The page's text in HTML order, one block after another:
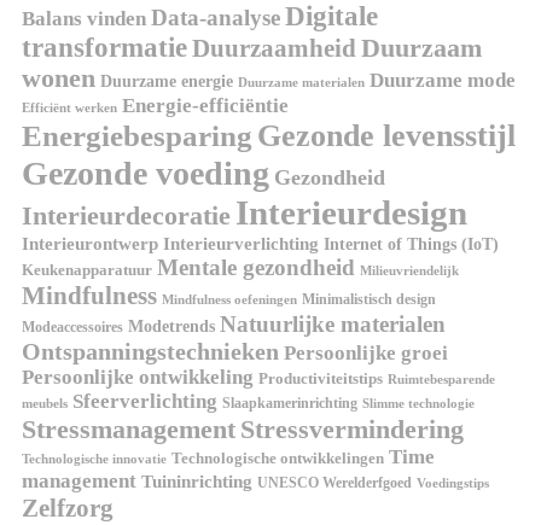
Balans vinden Data-analyseDigitale
transformatieDuurzaamheidDuurzaam
wonen Duurzame energie Duurzame materialen Duurzame mode
Efficiënt werken Energie-efficiëntie
Energiebesparing Gezonde levensstijl
Gezonde voeding Gezondheid
Interieurdecoratie Interieurdesign
Interieurontwerp Interieurverlichting Internet of Things (IoT)
Keukenapparatuur Mentale gezondheid Milieuvriendelijk
Mindfulness Mindfulness oefeningen Minimalistisch design
Modeaccessoires Modetrends Natuurlijke materialen
Ontspanningstechnieken Persoonlijke groei
Persoonlijke ontwikkeling Productiviteitstips Ruimtebesparende
meubels Sfeerverlichting Slaapkamerinrichting Slimme technologie
Stressmanagement Stressvermindering
Technologische innovatie Technologische ontwikkelingen Time
management Tuininrichting UNESCO Werelderfgoed Voedingstips
Zelfzorg